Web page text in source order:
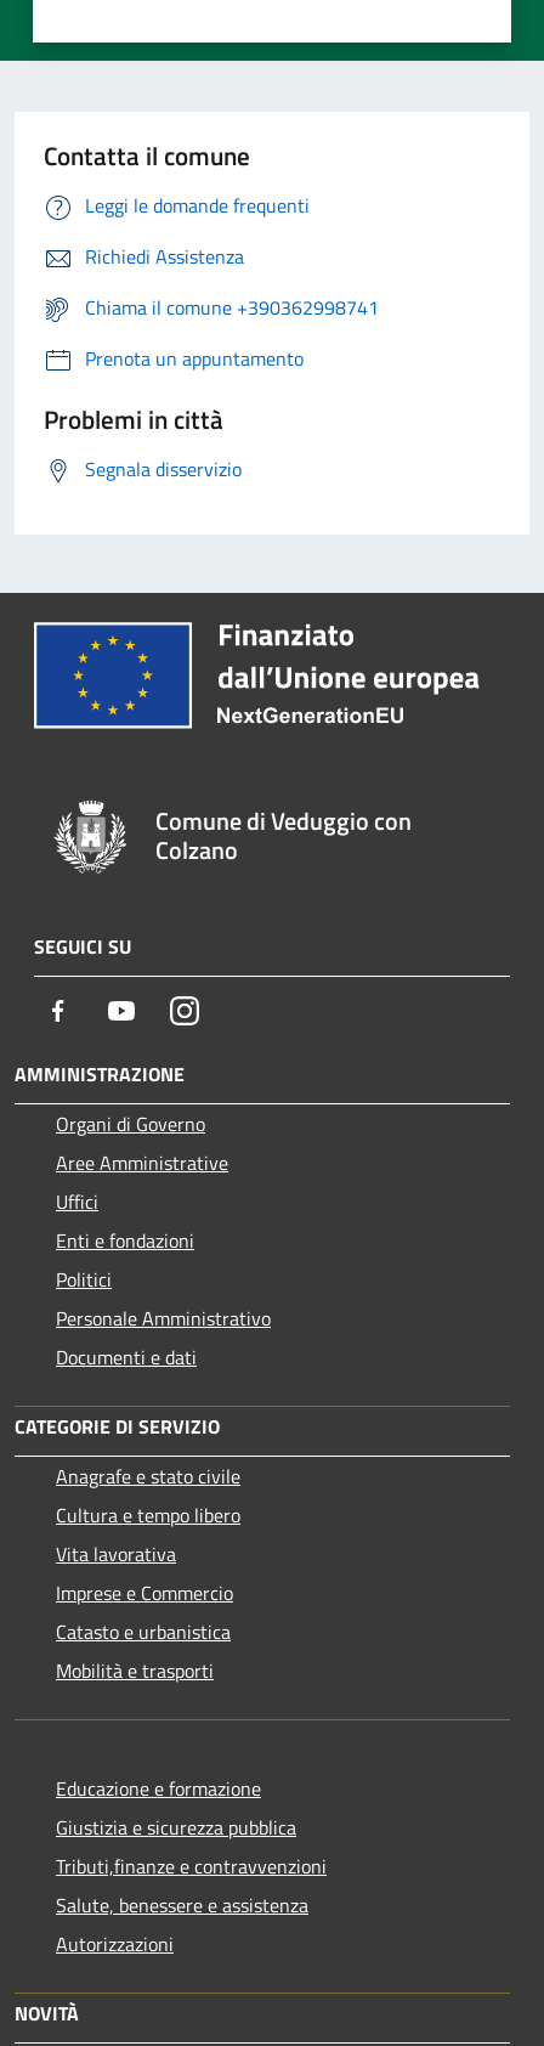
Contatta il comune
Leggi le domande frequenti
Richiedi Assistenza
Chiama il comune +390362998741
Prenota un appuntamento
Problemi in città
Segnala disservizio
Comune di Veduggio con
Colzano
SEGUICI SU
Facebook YoutubeInstagram
AMMINISTRAZIONE
Organi di Governo
Aree Amministrative
Uffici
Enti e fondazioni
Politici
Personale Amministrativo
Documenti e dati
CATEGORIE DI SERVIZIO
Anagrafe e stato civile
Cultura e tempo libero
Vita lavorativa
Imprese e Commercio
Catasto e urbanistica
Mobilità e trasporti
Educazione e formazione
Giustizia e sicurezza pubblica
Tributi,finanze e contravvenzioni
Salute, benessere e assistenza
Autorizzazioni
NOVITÀ